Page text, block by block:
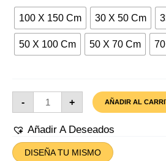
100 X 150 Cm 30 X 50 Cm
50 X 100 Cm 50 X 70 Cm
-
Lienzo
Torre
Oro
Cantidad
+ AÑADIR AL
Añadir A Deseados
DISEÑA TU MISMO